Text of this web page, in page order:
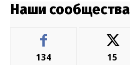
Наши сообщества
134 15